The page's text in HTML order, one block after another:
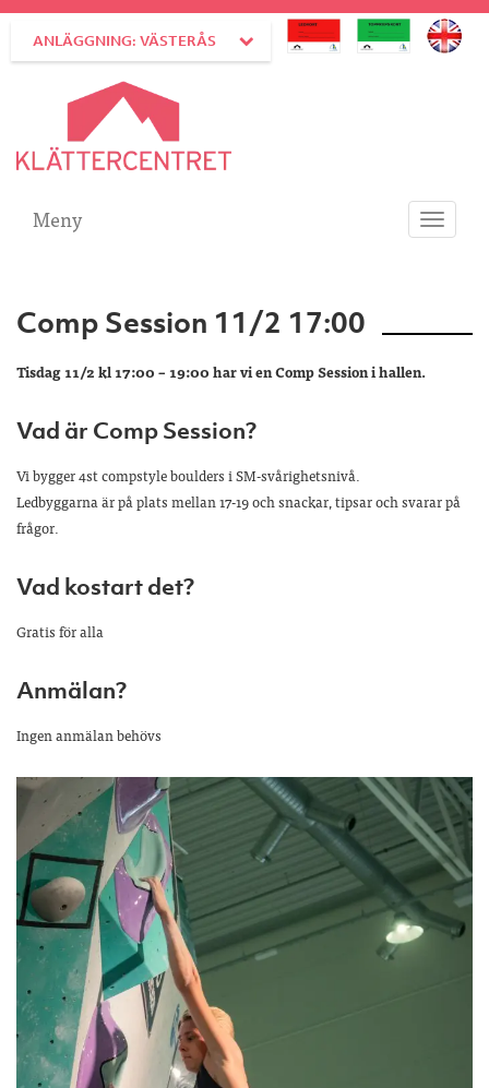
ANLÄGGNING: VÄSTERÅS
Toggle
Meny
Comp Session 11/2 17:00
Tisdag 11/2 kl 17:00 – 19:00 har vi en Comp Session i hallen.
Vad är Comp Session?
Vi bygger 4st compstyle boulders i SM-svårighetsnivå.
Ledbyggarna är på plats mellan 17-19 och snackar, tipsar och svarar på
frågor.
Vad kostart det?
Gratis för alla
Anmälan?
Ingen anmälan behövs